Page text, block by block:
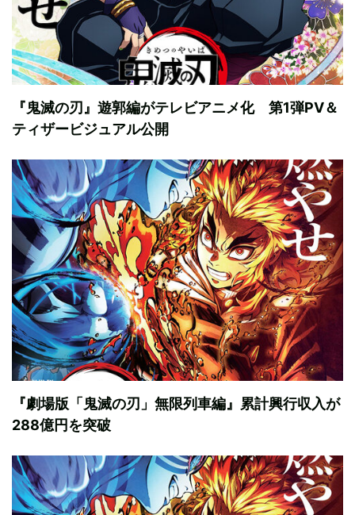
『鬼滅の刃』遊郭編がテレビアニメ化 第1弾PV＆
ティザービジュアル公開
『劇場版「鬼滅の刃」無限列車編』累計興行収入が
288億円を突破